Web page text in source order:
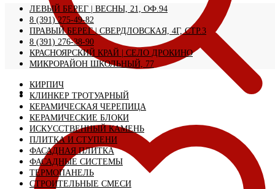
ЛЕВЫЙ БЕРЕГ | ВЕСНЫ, 21, ОФ.94
8 (391) 275-49-82
ПРАВЫЙ БЕРЕГ | СВЕРДЛОВСКАЯ, 4Г, СТР.3
8 (391) 276-38-90
КРАСНОЯРСКИЙ КРАЙ | CЕЛО ДРОКИНО
МИКРОРАЙОН ШКОЛЬНЫЙ, 77
КИРПИЧ
КЛИНКЕР ТРОТУАРНЫЙ
КЕРАМИЧЕСКАЯ ЧЕРЕПИЦА
КЕРАМИЧЕСКИЕ БЛОКИ
ИСКУССТВЕННЫЙ КАМЕНЬ
ПЛИТКА И СТУПЕНИ
ФАСАДНАЯ ПЛИТКА
ФАСАДНЫЕ СИСТЕМЫ
ТЕРМОПАНЕЛЬ
СТРОИТЕЛЬНЫЕ СМЕСИ